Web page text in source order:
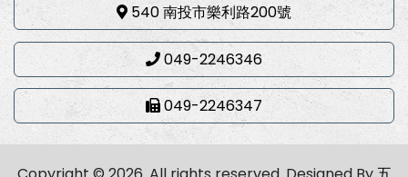
540 南投市樂利路200號
049-2246346
049-2246347